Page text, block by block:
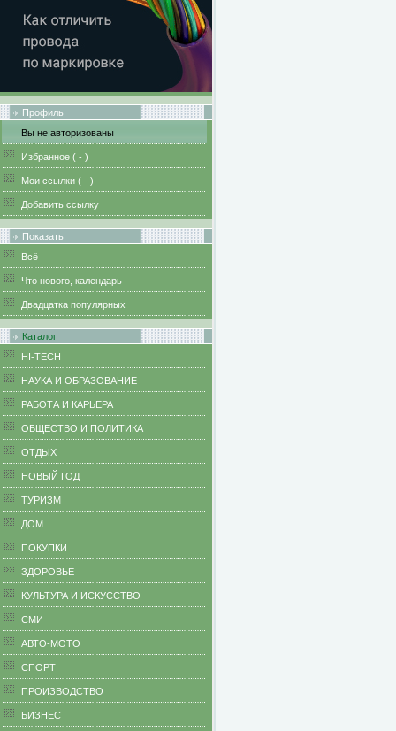
Профиль
Вы не авторизованы
Избранное ( - )
Мои ссылки ( - )
Добавить ссылку
Показать
Всё
Что нового, календарь
Двадцатка популярных
Каталог
HI-TECH
НАУКА И ОБРАЗОВАНИЕ
РАБОТА И КАРЬЕРА
ОБЩЕСТВО И ПОЛИТИКА
ОТДЫХ
НОВЫЙ ГОД
ТУРИЗМ
ДОМ
ПОКУПКИ
ЗДОРОВЬЕ
КУЛЬТУРА И ИСКУССТВО
СМИ
АВТО-МОТО
СПОРТ
ПРОИЗВОДСТВО
БИЗНЕС